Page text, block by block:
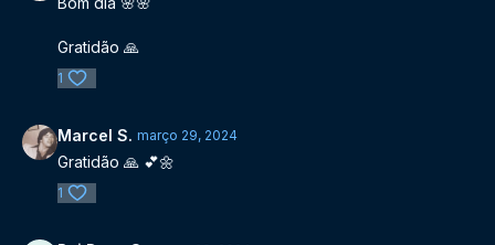
Gratidão 🙏
1
Marcel S. março 29, 2024
Gratidão 🙏 💕🌼
1